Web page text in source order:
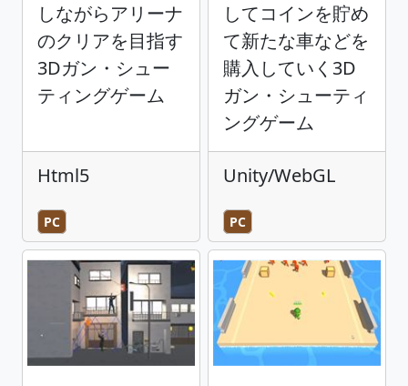
しながらアリーナ
のクリアを目指す
3Dガン・シュー
ティングゲーム
Html5
PC
してコインを貯め
て新たな車などを
購入していく3D
ガン・シューティ
ングゲーム
Unity/WebGL
PC